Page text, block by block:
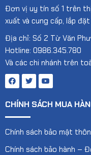
Đơn vị uy tín số 1 trên
xuất và cung cấp, lắp
Địa chỉ: Số 2 Từ Văn
Hotline: 0986.345.780
Và các chi nhánh trên
CHÍNH SÁCH MUA
Chính sách bảo mật
Chính sách bảo hành –